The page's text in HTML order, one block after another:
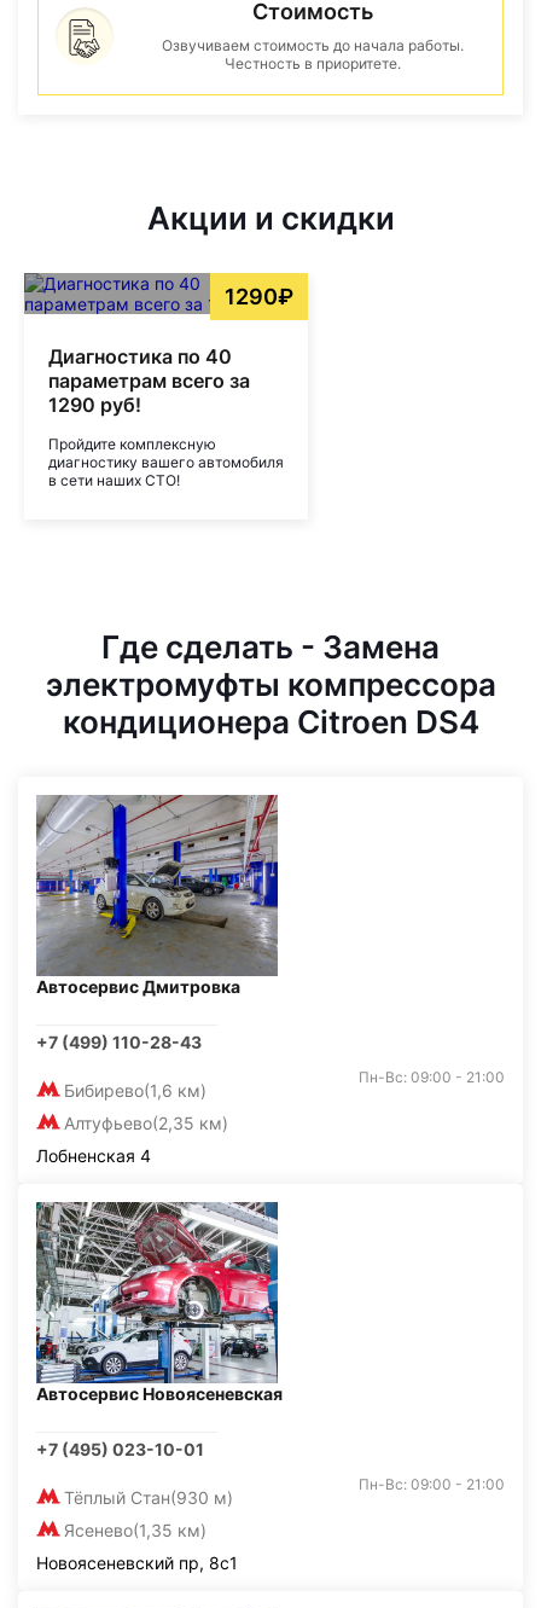
Стоимость
Озвучиваем стоимость до начала работы.
Честность в приоритете.
Акции и скидки
1290₽
Диагностика по 40
параметрам всего за
1290 руб!
Пройдите комплексную
диагностику вашего автомобиля
в сети наших СТО!
Где сделать - Замена
электромуфты компрессора
кондиционера Citroen DS4
Автосервис Дмитровка
+7 (499) 110-28-43
Бибирево(1,6 км)
Алтуфьево(2,35 км)
Пн-Вс: 09:00 - 21:00
Лобненская 4
Автосервис Новоясеневская
+7 (495) 023-10-01
Тёплый Стан(930 м)
Ясенево(1,35 км)
Пн-Вс: 09:00 - 21:00
Новоясеневский пр, 8с1